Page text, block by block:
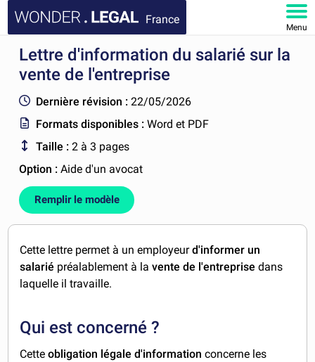
France
Menu
ACCUEIL
FAQ
MON COMPTE
Lettre d'information du salarié sur la
vente de l'entreprise
Dernière révision : 22/05/2026
Formats disponibles :Word et PDF
Taille : 2 à 3 pages
Option :Aide d'un avocat
Remplir le modèle
Cette lettre permet à un employeurd'informer un
salarié préalablement à lavente de l'entreprisedans
laquelle il travaille.
Qui est concerné ?
Cette obligation légale d'information concerne les